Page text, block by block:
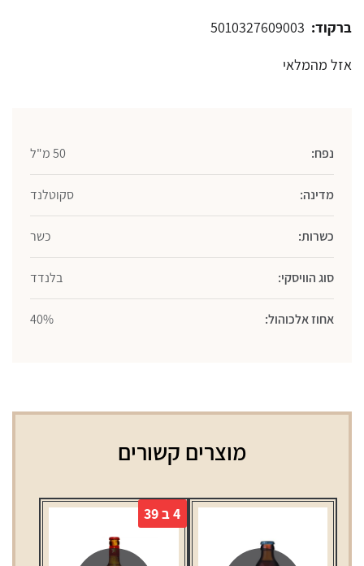
ברקוד:
אזל מהמלאי
נפח: 50 מ"ל
מדינה: סקוטלנד
כשרות: כשר
סוג הוויסקי: בלנדד
אחוז אלכוהול: 40%
מוצרים קשורים
4 ב 39